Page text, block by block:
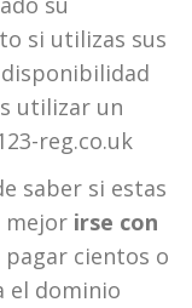
si utilizas sus
utilizar un
reg.co.uk
saber si estas
mejor irse con
cientos o
el dominio